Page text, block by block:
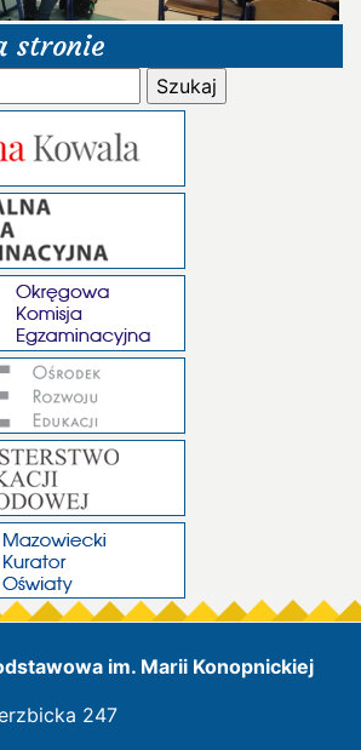
stronie
im. Marii Konopnickiej
247